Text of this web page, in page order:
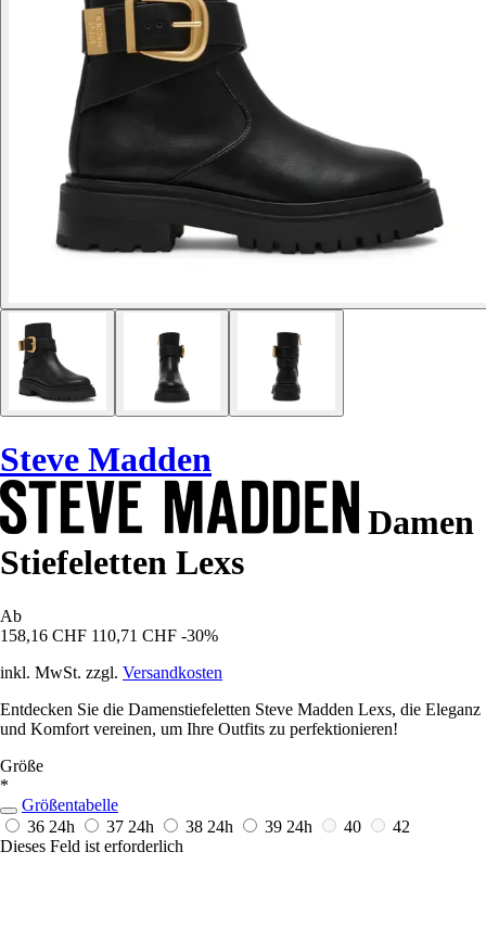
Steve Madden
Damen
Stiefeletten Lexs
Ab
158,16 CHF 110,71 CHF -30%
inkl. MwSt. zzgl. Versandkosten
Entdecken Sie die Damenstiefeletten Steve Madden Lexs, die Eleganz
und Komfort vereinen, um Ihre Outfits zu perfektionieren!
Größe
*
Größentabelle
36 24h 37 24h 38 24h 39 24h 40
42
Dieses Feld ist erforderlich